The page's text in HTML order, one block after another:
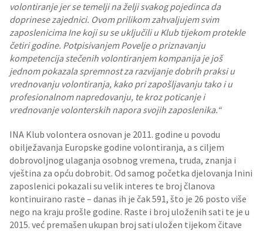
volontiranje jer se temelji na želji svakog pojedinca da
doprinese zajednici. Ovom prilikom zahvaljujem svim
zaposlenicima Ine koji su se uključili u Klub tijekom protekle
četiri godine. Potpisivanjem Povelje o priznavanju
kompetencija stečenih volontiranjem kompanija je još
jednom pokazala spremnost za razvijanje dobrih praksi u
vrednovanju volontiranja, kako pri zapošljavanju tako i u
profesionalnom napredovanju, te kroz poticanje i
vrednovanje volonterskih napora svojih zaposlenika.“
INA Klub volontera osnovan je 2011. godine u povodu
obilježavanja Europske godine volontiranja, a s ciljem
dobrovoljnog ulaganja osobnog vremena, truda, znanja i
vještina za opću dobrobit. Od samog početka djelovanja Inini
zaposlenici pokazali su velik interes te broj članova
kontinuirano raste – danas ih je čak 591, što je 26 posto više
nego na kraju prošle godine. Raste i broj uloženih sati te je u
2015. već premašen ukupan broj sati uložen tijekom čitave